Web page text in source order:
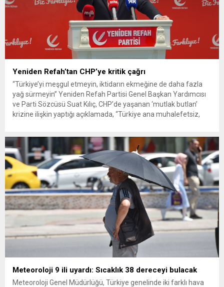
Yeniden Refah’tan CHP’ye kritik çağrı
“Türkiye’yi meşgul etmeyin, iktidarın ekmeğine de daha fazla
yağ sürmeyin” Yeniden Refah Partisi Genel Başkan Yardımcısı
ve Parti Sözcüsü Suat Kılıç, CHP’de yaşanan ‘mutlak butlan’
krizine ilişkin yaptığı açıklamada, “Türkiye ana muhalefetsiz,
olun. Türkiye’yi...
Meteoroloji 9 ili uyardı: Sıcaklık 38 dereceyi bulacak
Meteoroloji Genel Müdürlüğü, Türkiye genelinde iki farklı hava